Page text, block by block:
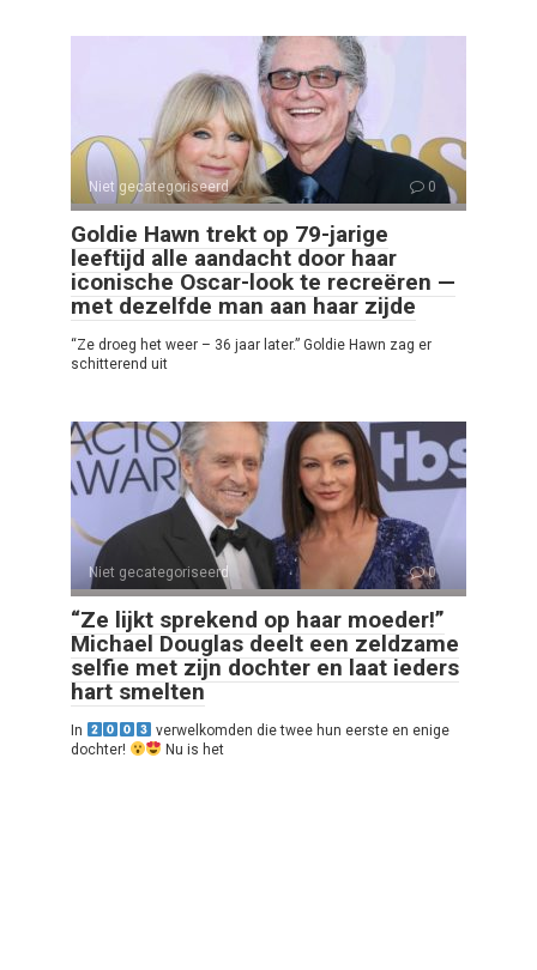
Niet gecategoriseerd 0
Goldie Hawn trekt op 79-jarige
leeftijd alle aandacht door haar
iconische Oscar-look te recreëren —
met dezelfde man aan haar zijde
“Ze droeg het weer – 36 jaar later.” Goldie Hawn zag er
schitterend uit
Niet gecategoriseerd 0
“Ze lijkt sprekend op haar moeder!”
Michael Douglas deelt een zeldzame
selfie met zijn dochter en laat ieders
hart smelten
In
verwelkomden die twee hun eerste en enige
dochter!
Nu is het